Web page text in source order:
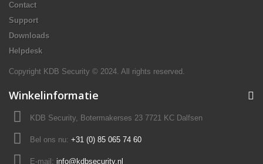
Contact
Support
Downloads
Helpdesk
Copyright KDB Security © 2024. All rights reserved.
Winkelinformatie
KDB Security, Botermakerses 23 7721 KC Dalfsen
Bel ons nu: +31 (0) 85 065 74 60
E-mail: info@kdbsecurity.nl